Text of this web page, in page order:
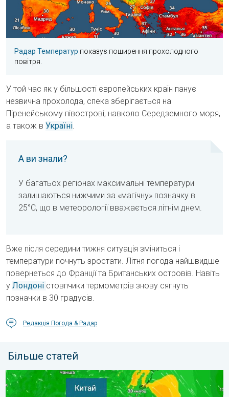
Радар Температур показує поширення прохолодного
повітря.
У той час як у більшості європейських країн панує
незвична прохолода, спека зберігається на
Піренейському півострові, навколо Середземного моря,
а також в Україні.
А ви знали?
У багатьох регіонах максимальні температури
залишаються нижчими за «магічну» позначку в
25°C, що в метеорології вважається літнім днем.
Вже після середини тижня ситуація зміниться і
температури почнуть зростати. Літня погода найшвидше
повернеться до Франції та Британських островів. Навіть
у Лондоні стовпчики термометрів знову сягнуть
позначки в 30 градусів.
Редакція Погода & Радар
Більше статей
Попередження про тайфун для Китаю. До 500 літрів дощу.